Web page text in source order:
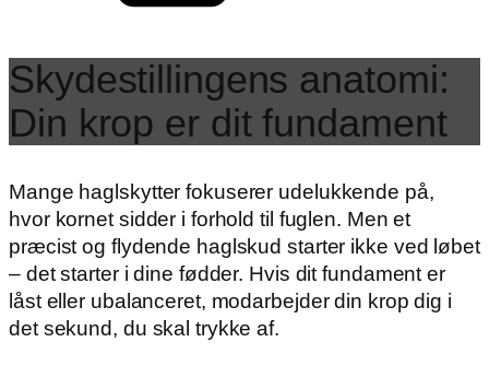
Skydestillingens anatomi:
Din krop er dit fundament
Mange haglskytter fokuserer udelukkende på,
hvor kornet sidder i forhold til fuglen. Men et
præcist og flydende haglskud starter ikke ved løbet
– det starter i dine fødder. Hvis dit fundament er
låst eller ubalanceret, modarbejder din krop dig i
det sekund, du skal trykke af.